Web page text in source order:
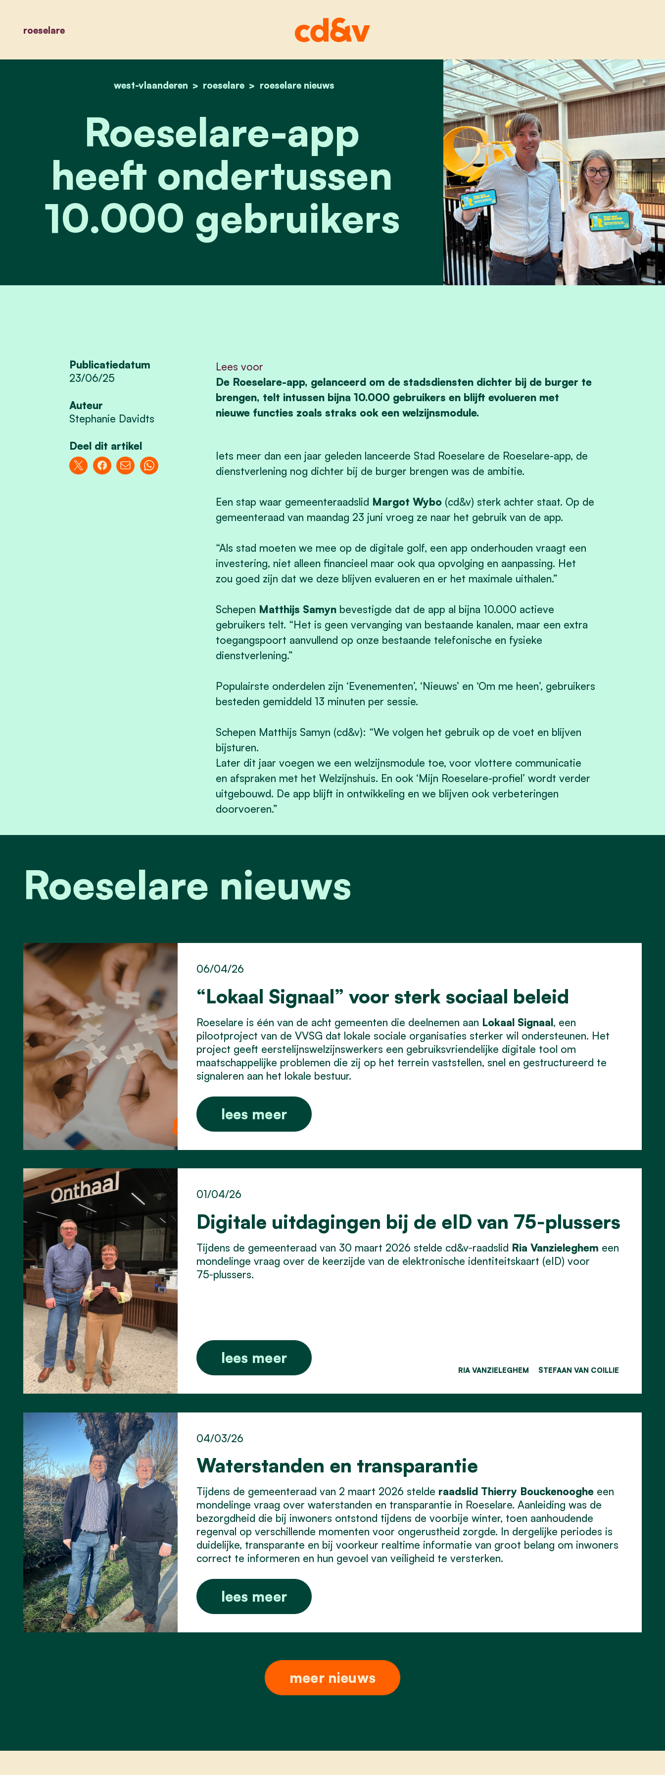
roeselare
home
west-vlaanderen roeselare roeselare nieuws
roeselare-app heeft ondertussen 10.000 gebruikers
Roeselare-app
heeft ondertussen
10.000 gebruikers
Publicatiedatum
23/06/25
Auteur
Stephanie Davidts
Deel dit artikel
Lees voor
De Roeselare-app, gelanceerd om de stadsdiensten dichter bij de burger te
brengen, telt intussen bijna 10.000 gebruikers en blijft evolueren met
nieuwe functies zoals straks ook een welzijnsmodule.
Iets meer dan een jaar geleden lanceerde Stad Roeselare de Roeselare-app, de
dienstverlening nog dichter bij de burger brengen was de ambitie.
Een stap waar gemeenteraadslid Margot Wybo(cd&v) sterk achter staat. Op de
gemeenteraad van maandag 23 juni vroeg ze naar het gebruik van de app.
“Als stad moeten we mee op de digitale golf, een app onderhouden vraagt een
investering, niet alleen financieel maar ook qua opvolging en aanpassing. Het
zou goed zijn dat we deze blijven evalueren en er het maximale uithalen.”
Schepen Matthijs Samynbevestigde dat de app al bijna 10.000 actieve
gebruikers telt. “Het is geen vervanging van bestaande kanalen, maar een extra
toegangspoort aanvullend op onze bestaande telefonische en fysieke
dienstverlening.”
Populairste onderdelen zijn ‘Evenementen’, ‘Nieuws’ en ‘Om me heen’, gebruikers
besteden gemiddeld 13 minuten per sessie.
Schepen Matthijs Samyn (cd&v): “We volgen het gebruik op de voet en blijven
bijsturen.
Later dit jaar voegen we een welzijnsmodule toe, voor vlottere communicatie
en afspraken met het Welzijnshuis. En ook ‘Mijn Roeselare-profiel’ wordt verder
uitgebouwd. De app blijft in ontwikkeling en we blijven ook verbeteringen
doorvoeren.”
Roeselare nieuws
“Lokaal Signaal” voor sterk sociaal beleid
06/04/26
Roeselare is één van de acht gemeenten die deelnemen aan Lokaal Signaal, een
pilootproject van de VVSG dat lokale sociale organisaties sterker wil ondersteunen. Het
project geeft eerstelijnswelzijnswerkers een gebruiksvriendelijke digitale tool om
maatschappelijke problemen die zij op het terrein vaststellen, snel en gestructureerd te
signaleren aan het lokale bestuur.
lees meer
Digitale uitdagingen bij de eID van 75‑plussers
01/04/26
Tijdens de gemeenteraad van 30 maart 2026 stelde cd&v‑raadslid Ria Vanzieleghem een
mondelinge vraag over de keerzijde van de elektronische identiteitskaart (eID) voor
75‑plussers.
lees meer
RIA VANZIELEGHEM STEFAAN VAN COILLIE
Waterstanden en transparantie
04/03/26
Tijdens de gemeenteraad van 2 maart 2026 stelde raadslid Thierry Bouckenoogheeen
mondelinge vraag over waterstanden en transparantie in Roeselare. Aanleiding was de
bezorgdheid die bij inwoners ontstond tijdens de voorbije winter, toen aanhoudende
regenval op verschillende momenten voor ongerustheid zorgde. In dergelijke periodes is
duidelijke, transparante en bij voorkeur realtime informatie van groot belang om inwoners
correct te informeren en hun gevoel van veiligheid te versterken.
lees meer
meer nieuws